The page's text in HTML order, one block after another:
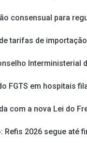
consensual para
tarifas de
Interministerial
FGTS em hospitais
com a nova Lei do
Refis 2026 segue